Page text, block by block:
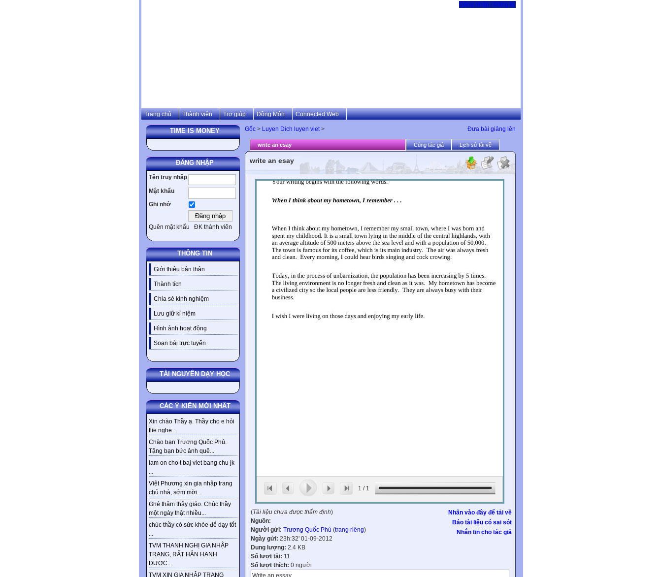
Đăng nhập / Đăng ký
Trang chủ Thành viên Trợ giúp Đồng Môn Connected Web
TIME IS MONEY
ĐĂNG NHẬP
Tên truy nhập
Mật khẩu
Ghi nhớ
Quên mật khẩu ĐK thành viên
THÔNG TIN
Giới thiệu bản thân
Thành tích
Chia sẻ kinh nghiệm
Lưu giữ kỉ niệm
Hình ảnh hoạt động
Soạn bài trực tuyến
TÀI NGUYÊN DẠY HỌC
CÁC Ý KIẾN MỚI NHẤT
Xin chào Thầy ạ. Thầy cho e hỏi
flie nghe...
Chào bạn Trương Quốc Phú.
Tặng bạn bức ảnh quê...
lam on cho t baj viet bang chu jk
...
Việt Phương xin gia nhập trang
chủ nhà, sớm mời...
Ghé thăm thầy giáo. Chúc thầy
một ngày thật nhiều...
chúc thầy có sức khỏe để dạy tốt
...
TVM THANH NGHỊ GIA NHẬP
TRANG, RẤT HÂN HẠNH
ĐƯỢC...
TVM XIN GIA NHẬP TRANG
Đưa bài giảng lên
Gốc > Luyen Dich luyen viet>
write an esay Cùng tác giả Lịch sử tải về
write an esay
1 / 1
Nhấn vào đây để tải về
Báo tài liệu có sai sót
Nhắn tin cho tác giả
(Tài liệu chưa được thẩm định)
Nguồn:
Người gửi: Trương Quốc Phú (trang riêng)
Ngày gửi: 23h:32' 01-09-2012
Dung lượng: 2.4 KB
Số lượt tải: 11
Số lượt thích: 0 người
Write an essay